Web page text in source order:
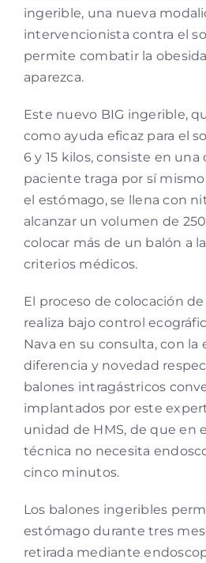
ingerible, una nueva
intervencionista contra el
permite combatir la
aparezca.
Este nuevo BIG ingerible,
como ayuda eficaz para el
6 y 15 kilos, consiste en una
paciente traga por sí
el estómago, se llena con
alcanzar un volumen de
colocar más de un balón a
criterios médicos.
El proceso de colocación
realiza bajo control
Nava en su consulta, con la
diferencia y novedad
balones intragástricos
implantados por este
unidad de HMS, de que en
técnica no necesita
cinco minutos.
Los balones ingeribles
estómago durante tres
retirada mediante